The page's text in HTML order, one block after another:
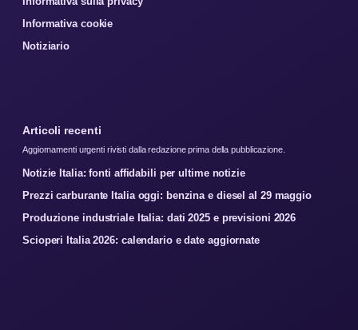
Informativa cookie
Notiziario
Articoli recenti
Aggiornamenti urgenti rivisti dalla redazione prima della pubblicazione.
Notizie Italia: fonti affidabili per ultime notizie
Prezzi carburante Italia oggi: benzina e diesel al 29 maggio
Produzione industriale Italia: dati 2025 e previsioni 2026
Scioperi Italia 2026: calendario e date aggiornate